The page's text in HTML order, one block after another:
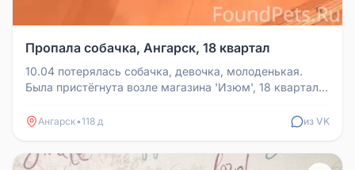
Пропала собачка, Ангарск, 18 квартал
10.04 потерялась собачка, девочка, молоденькая.
Была пристёгнута возле магазина 'Изюм', 18 квартал,
Ангарск•118 д из VK